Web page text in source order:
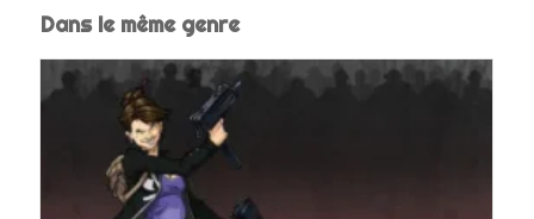
Dans le même genre